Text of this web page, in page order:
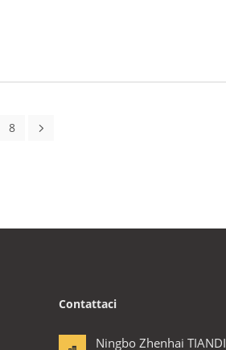
8
Contattaci
Ningbo Zhenhai TIANDI